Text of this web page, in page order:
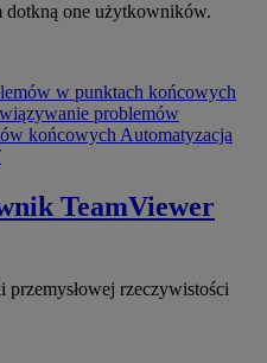
one użytkowników.
w punktach końcowych
problemów
końcowych Automatyzacja
TeamViewer
rzeczywistości